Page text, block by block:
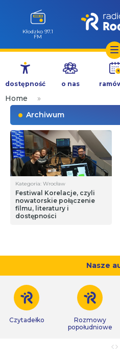
Przejdź
treści
Kłodzko 97.1
FM
dostępność o nas
Home
»
Archiwum
Kategoria: Wrocław
Festiwal Korelacje, czyli
nowatorskie połączenie
filmu, literatury i
dostępności
Nasze
Czytadełko
Rozmowy
popołudniowe